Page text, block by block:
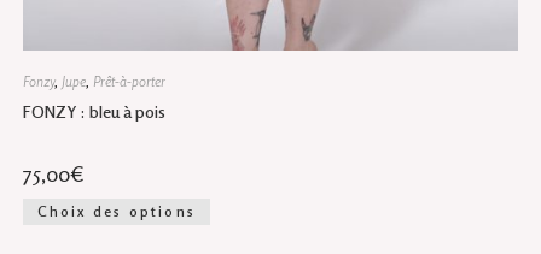
Fonzy, Jupe, Prêt-à-porter
FONZY : bleu à pois
75,00€
Choix des options